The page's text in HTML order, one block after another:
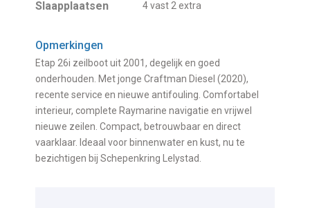
Slaapplaatsen 4 vast 2 extra
Opmerkingen
Etap 26i zeilboot uit 2001, degelijk en goed
onderhouden. Met jonge Craftman Diesel (2020),
recente service en nieuwe antifouling. Comfortabel
interieur, complete Raymarine navigatie en vrijwel
nieuwe zeilen. Compact, betrouwbaar en direct
vaarklaar. Ideaal voor binnenwater en kust, nu te
bezichtigen bij Schepenkring Lelystad.